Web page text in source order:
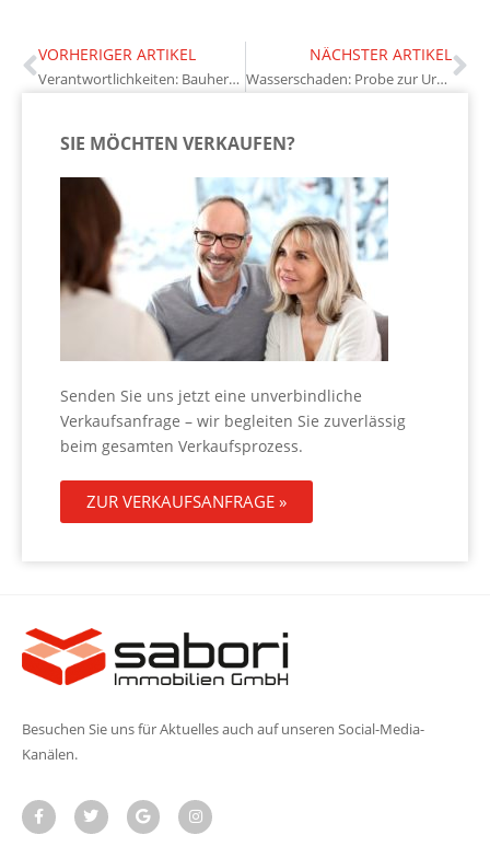
VORHERIGER ARTIKEL
Verantwortlichkeiten: Bauherren sollten für klare Verhältnisse sorgen
NÄCHSTER ARTIKEL
Wasserschaden: Probe zur Ursachenermittlung nehmen
SIE MÖCHTEN VERKAUFEN?
Senden Sie uns jetzt eine unverbindliche
Verkaufsanfrage – wir begleiten Sie zuverlässig
beim gesamten Verkaufsprozess.
ZUR VERKAUFSANFRAGE »
Besuchen Sie uns für Aktuelles auch auf unseren Social-Media-
Kanälen.